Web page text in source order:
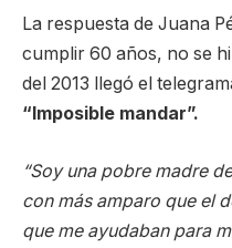
La respuesta de Juana
cumplir 60 años, no se
del 2013 llegó el
“Imposible mandar”.
“Soy una pobre madre
con más amparo que el
que me ayudaban para